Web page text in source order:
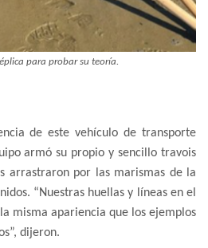
para probar su teoría.
de este vehículo de transporte
armó su propio y sencillo travois
arrastraron por las marismas de la
“Nuestras huellas y líneas en el
misma apariencia que los ejemplos
dijeron.